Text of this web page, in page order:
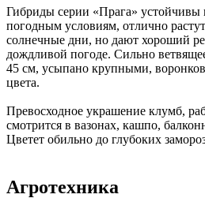
Гибриды серии «Прага» устойчивы
погодным условиям, отлично
солнечные дни, но дают хороший
дождливой погоде. Сильно
45 см, усыпано крупными,
цвета.
Превосходное украшение клумб,
смотрится в вазонах, кашпо,
Цветет обильно до глубоких
Агротехника